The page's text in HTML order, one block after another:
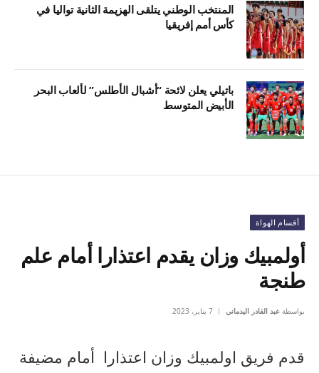
المنتخب الوطني يتلقى الهزيمة الثانية تواليا في
كأس أمم إفريقيا
باتيلي يعلن لائحة “أشبال الأطلس” لألعاب البحر
الأبيض المتوسط
أقسام الهواة
أولمبيك وزان يقدم اعتذارا أمام علم
طنجة
بواسطة عبد القادر اليدماني 7 يناير، 2023
قدم فريق اولمبيك وزان اعتذارا أمام مضيفة